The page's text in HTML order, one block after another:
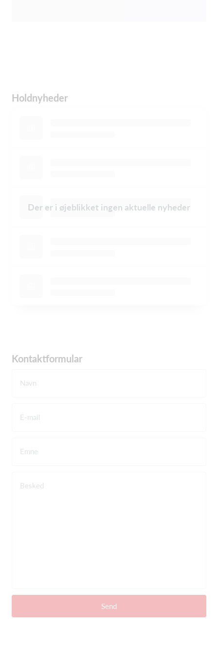
Holdnyheder
Der er i øjeblikket ingen aktuelle nyheder
Kontaktformular
Navn
E-mail
Emne
Besked
Send